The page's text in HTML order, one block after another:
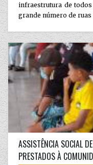
infraestrutura de todos
grande número de ruas
ASSISTÊNCIA SOCIAL
PRESTADOS À